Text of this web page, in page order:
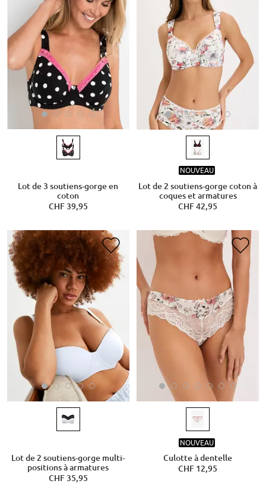
Lot de 3 soutiens-gorge en
coton
CHF 39,95
NOUVEAU
Lot de 2 soutiens-gorge coton à
coques et armatures
CHF 42,95
Lot de 2 soutiens-gorge multi-
positions à armatures
CHF 35,95
NOUVEAU
Culotte à dentelle
CHF 12,95